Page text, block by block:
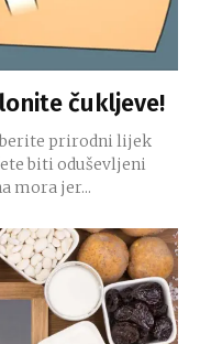
čukljeve!
prirodni lijek
biti oduševljeni
mora jer...